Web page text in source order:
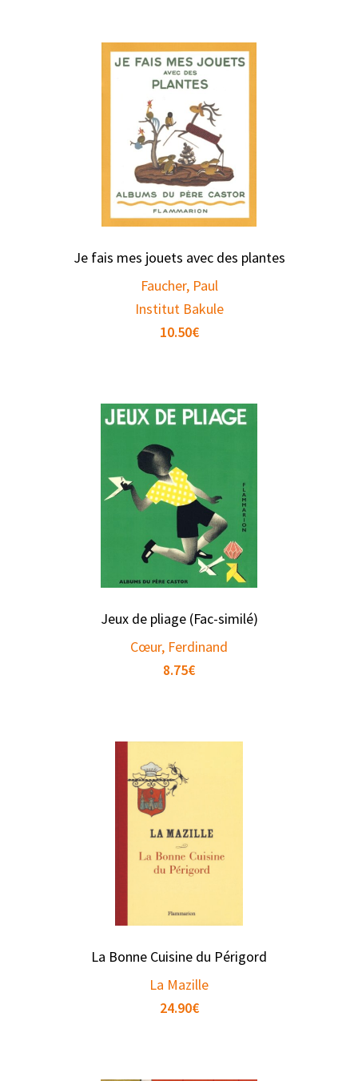
Je fais mes jouets avec des plantes
Faucher, Paul
Institut Bakule
10.50€
Jeux de pliage (Fac-similé)
Cœur, Ferdinand
8.75€
La Bonne Cuisine du Périgord
La Mazille
24.90€